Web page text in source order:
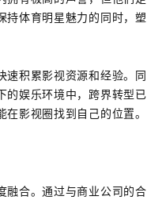
持体育明星魅力的同时，塑
速积累影视资源和经验。同
的娱乐环境中，跨界转型已
影视圈找到自己的位置。
融合。通过与商业公司的合